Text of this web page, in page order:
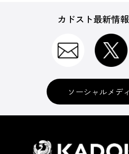
カドスト最新情
ソーシャルメデ